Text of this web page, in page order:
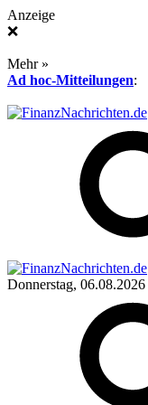
Anzeige
❌
Mehr »
Ad hoc-Mitteilungen:
Donnerstag, 06.08.2026